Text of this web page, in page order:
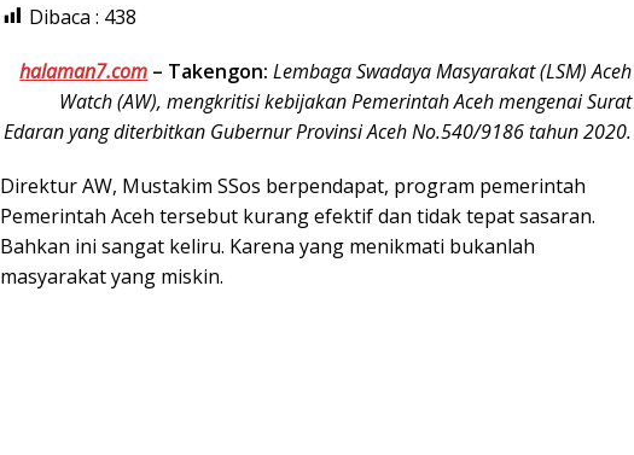
Dibaca : 438
halaman7.com – Takengon: Lembaga Swadaya Masyarakat (LSM) Aceh
Watch (AW), mengkritisi kebijakan Pemerintah Aceh mengenai Surat
Edaran yang diterbitkan Gubernur Provinsi Aceh No.540/9186 tahun 2020.
Direktur AW, Mustakim SSos berpendapat, program pemerintah
Pemerintah Aceh tersebut kurang efektif dan tidak tepat sasaran.
Bahkan ini sangat keliru. Karena yang menikmati bukanlah
masyarakat yang miskin.